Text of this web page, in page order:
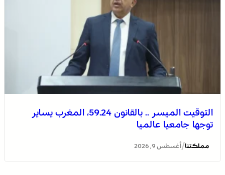
التوقيت الميسر .. بالقانون 59.24، المغرب يساير
توجها جامعيا عالميا
مملكتنا/ أغسطس 9, 2026
اختتام الدورة الـ 14 لأولمبياد تيفيناغ الوطنية ضمن فعاليات